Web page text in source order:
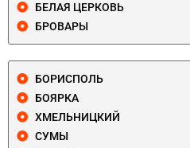
БЕЛАЯ ЦЕРКОВЬ
БРОВАРЫ
БОРИСПОЛЬ
БОЯРКА
ХМЕЛЬНИЦКИЙ
СУМЫ